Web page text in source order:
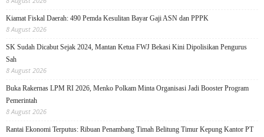
Kiamat Fiskal Daerah: 490 Pemda Kesulitan Bayar Gaji ASN dan PPPK
8 August 2026
SK Sudah Dicabut Sejak 2024, Mantan Ketua FWJ Bekasi Kini Dipolisikan Pengurus
Sah
8 August 2026
Buka Rakernas LPM RI 2026, Menko Polkam Minta Organisasi Jadi Booster Program
Pemerintah
8 August 2026
Rantai Ekonomi Terputus: Ribuan Penambang Timah Belitung Timur Kepung Kantor PT